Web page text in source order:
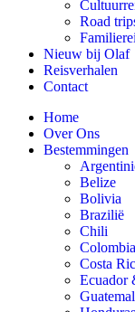
Road
Nieuw bij Olaf
Reisverhalen
Contact
Home
Over Ons
Bestemmingen
Belize
Bolivia
Brazilië
Chili
Colombia
Costa
Ecuador